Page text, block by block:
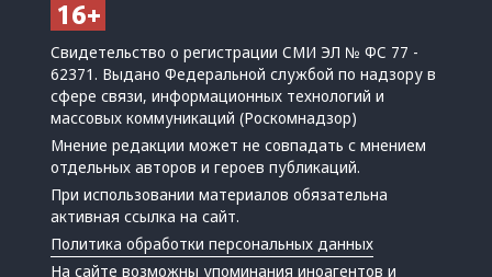
Свидетельство о регистрации СМИ ЭЛ № ФС 77 -
62371. Выдано Федеральной службой по надзору в
сфере связи, информационных технологий и
массовых коммуникаций (Роскомнадзор)
Мнение редакции может не совпадать с мнением
отдельных авторов и героев публикаций.
При использовании материалов обязательна
активная ссылка на сайт.
Политика обработки персональных данных
На сайте возможны упоминанияиноагентов и